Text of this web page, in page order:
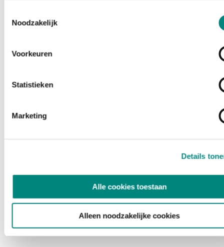
Noodzakelijk
Voorkeuren
Statistieken
Marketing
Details
Alle cookies toestaan
Alleen noodzakelijke cookies